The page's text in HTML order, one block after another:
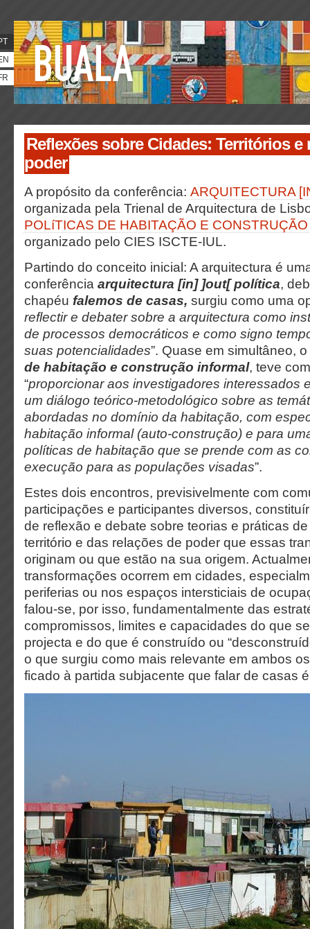
Reflexões sobre Cidades: Territórios e
poder
A propósito da conferência: ARQUITECTURA
organizada pela Trienal de Arquitectura de
POLíTICAS DE HABITAÇÃO E
organizado pelo CIES ISCTE-IUL.
Partindo do conceito inicial: A arquitectura é
conferência arquitectura [in] ]out[ política,
chapéu falemos de casas, surgiu como uma
reflectir e debater sobre a arquitectura como
de processos democráticos e como signo
suas potencialidades”. Quase em simultâneo,
de habitação e construção informal, teve
“proporcionar aos investigadores interessados
um diálogo teórico-metodológico sobre as
abordadas no domínio da habitação, com
habitação informal (auto-construção) e para
políticas de habitação que se prende com as
execução para as populações visadas”.
Estes dois encontros, previsivelmente com
participações e participantes diversos,
de reflexão e debate sobre teorias e práticas
território e das relações de poder que essas
originam ou que estão na sua origem.
transformações ocorrem em cidades,
periferias ou nos espaços intersticiais de
falou-se, por isso, fundamentalmente das
compromissos, limites e capacidades do que
projecta e do que é construído ou
o que surgiu como mais relevante em ambos
ficado à partida subjacente que falar de casas